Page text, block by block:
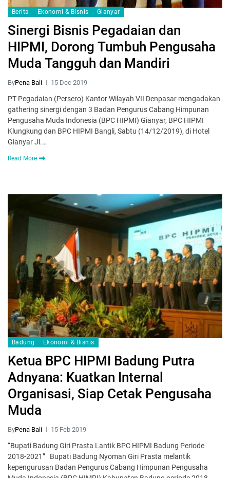
Berita Ekonomi & Bisnis Gianyar
Sinergi Bisnis Pegadaian dan
HIPMI, Dorong Tumbuh Pengusaha
Muda Tangguh dan Mandiri
ByPena Bali 15 Dec 2019
PT Pegadaian (Persero) Kantor Wilayah VII Denpasar mengadakan
gathering sinergi dengan 3 Badan Pengurus Cabang Himpunan
Pengusaha Muda Indonesia (BPC HIPMI) Gianyar, BPC HIPMI
Klungkung dan BPC HIPMI Bangli, Sabtu (14/12/2019), di Hotel
Gianyar Jl.…
Read More
Badung Ekonomi & Bisnis
Ketua BPC HIPMI Badung Putra
Adnyana: Kuatkan Internal
Organisasi, Siap Cetak Pengusaha
Muda
ByPena Bali 15 Feb 2019
“Bupati Badung Giri Prasta Lantik BPC HIPMI Badung Periode
2018-2021” Bupati Badung Nyoman Giri Prasta melantik
kepengurusan Badan Pengurus Cabang Himpunan Pengusaha